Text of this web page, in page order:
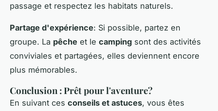
passage et respectez les habitats naturels.
Partage d'expérience: Si possible, partez en
groupe. La pêche et le camping sont des activités
conviviales et partagées, elles deviennent encore
plus mémorables.
Conclusion : Prêt pour l'aventure?
En suivant ces conseils et astuces, vous êtes